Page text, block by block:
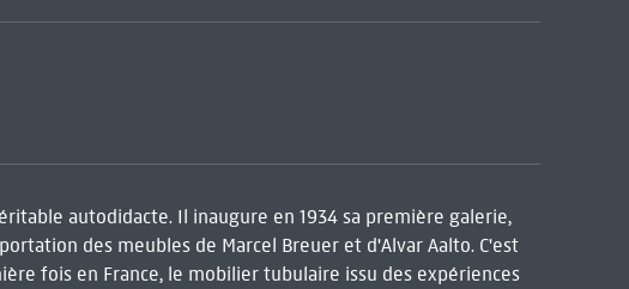
autodidacte. Il inaugure en 1934 sa première galerie,
des meubles de Marcel Breuer et d'Alvar Aalto. C'est
fois en France, le mobilier tubulaire issu des expériences